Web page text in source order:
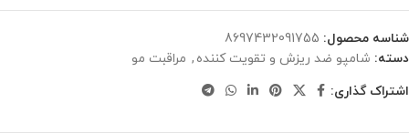
شناسه محصول: 8697432091755
دسته: شامپو ضد ریزش و تقویت کننده , مراقبت مو
اشتراک گذاری: